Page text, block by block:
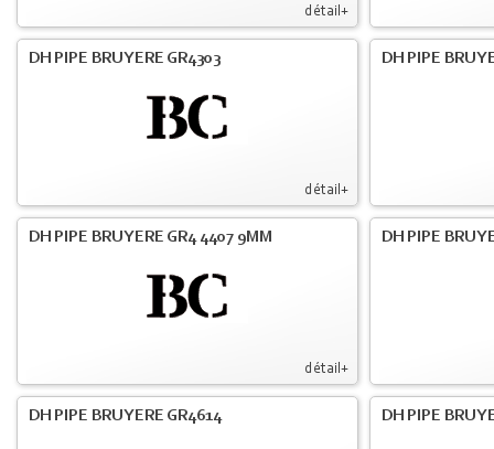
détail+
détail+
DH PIPE BRUYERE GR4303 DH PIPE
détail+
DH PIPE BRUYERE GR4 4407 9MM DH PIPE
DH PIPE BRUYERE GR4614 DH PIPE